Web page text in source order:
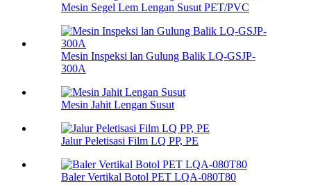
Mesin Segel Lem Lengan Susut PET/PVC
Mesin Inspeksi lan Gulung Balik LQ-GSJP-
300A
Mesin Jahit Lengan Susut
Jalur Peletisasi Film LQ PP, PE
Baler Vertikal Botol PET LQA-080T80